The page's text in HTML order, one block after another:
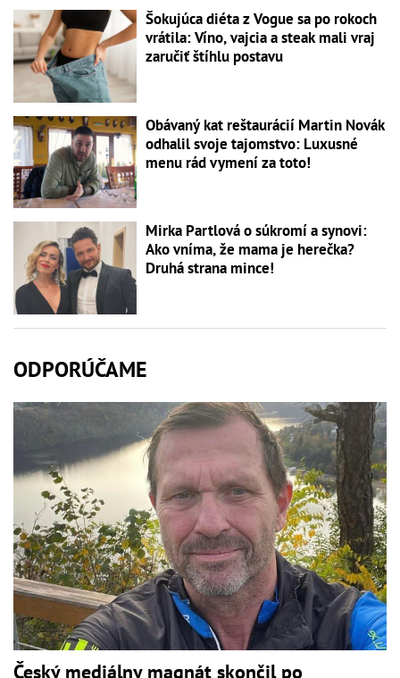
Šokujúca diéta z Vogue sa po rokoch
vrátila: Víno, vajcia a steak mali vraj
zaručiť štíhlu postavu
Obávaný kat reštaurácií Martin Novák
odhalil svoje tajomstvo: Luxusné
menu rád vymení za toto!
Mirka Partlová o súkromí a synovi:
Ako vníma, že mama je herečka?
Druhá strana mince!
ODPORÚČAME
Český mediálny magnát skončil po